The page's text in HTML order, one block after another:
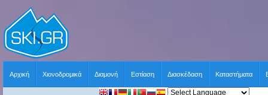
Αρχική Χιονοδρομικά Διαμονή Εστίαση Διασκέδαση Καταστήματα